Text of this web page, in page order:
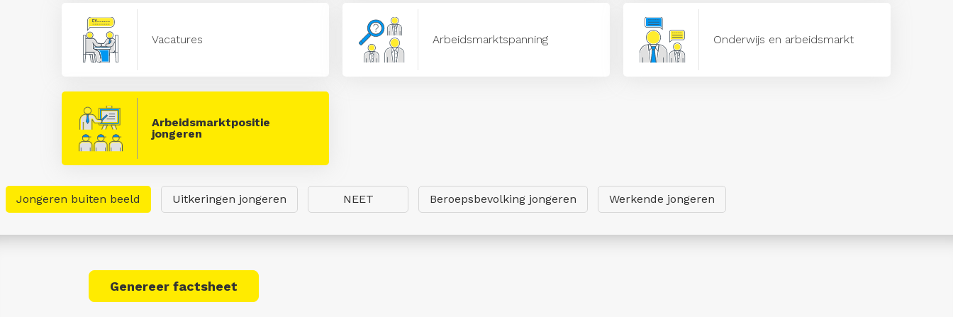
Vacatures Arbeidsmarktspanning Onderwijs en arbeidsmarkt
Arbeidsmarktpositie
jongeren
Jongeren buiten beeld Uitkeringen jongeren NEET Beroepsbevolking jongeren Werkende jongeren
Genereer factsheet